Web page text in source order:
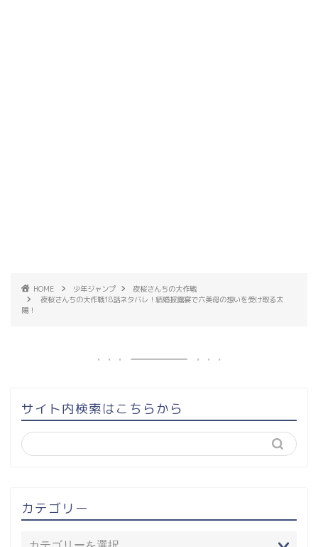
HOME 少年ジャンプ
夜桜さんちの大作戦
夜桜さんちの大作戦18話ネタバレ！結婚披露宴で六美母の想いを受け取る太
陽！
サイト内検索はこちらから
カテゴリー